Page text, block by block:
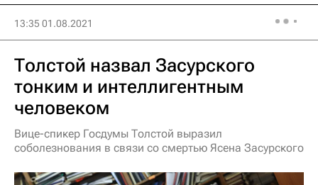
13:35 01.08.2021
Толстой назвал Засурского
тонким и интеллигентным
человеком
Вице-спикер Госдумы Толстой выразил
соболезнования в связи со смертью Ясена Засурского